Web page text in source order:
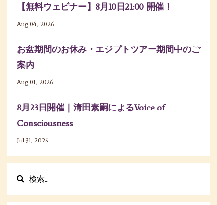
【無料ウェビナー】8月10日21:00 開催！
Aug 04, 2026
お盆期間のお休み・エジプトツアー期間中のご
案内
Aug 01, 2026
8月23日開催｜清田素嗣によるVoice of
Consciousness
Jul 31, 2026